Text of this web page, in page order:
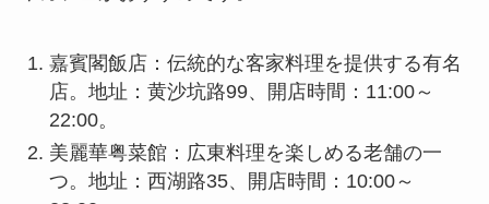
店。地址：黄沙坑路99、開店時間：11:00～
22:00。
美麗華粤菜館：広東料理を楽しめる老舗の一
つ。地址：西湖路35、開店時間：10:00～
23:00。